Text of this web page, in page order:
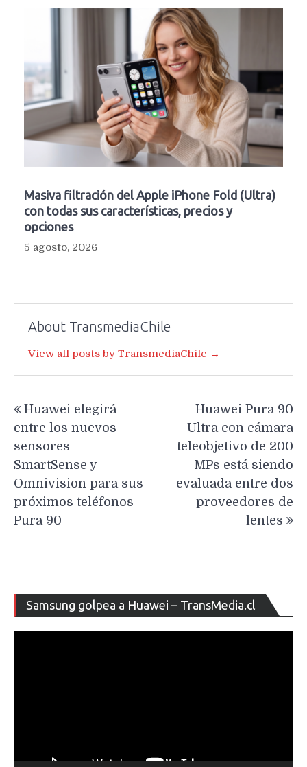
Masiva filtración del Apple iPhone Fold (Ultra)
con todas sus características, precios y
opciones
5 agosto, 2026
About TransmediaChile
View all posts by TransmediaChile →
de
entradas
Huawei elegirá
entre los nuevos
sensores
SmartSense y
Omnivision para sus
próximos teléfonos
Pura 90
Huawei Pura 90
Ultra con cámara
teleobjetivo de 200
MPs está siendo
evaluada entre dos
proveedores de
lentes
Samsung golpea a Huawei – TransMedia.cl
de